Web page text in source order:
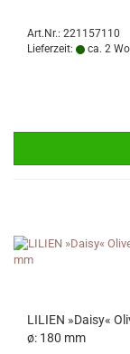
Art.Nr.: 221157110
Lieferzeit:
ca. 2
LILIEN »Daisy«
ø: 180 mm